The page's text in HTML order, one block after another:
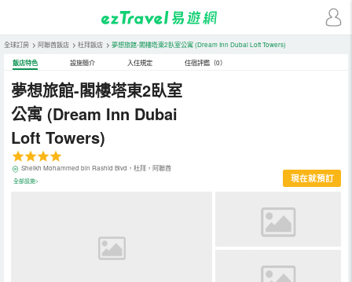
全球訂房 > 阿聯酋飯店 > 杜拜飯店 > 夢想旅館-閣樓塔東2臥室公寓(Dream Inn Dubai Loft Towers)
飯店特色 設施簡介 入住規定 住宿評鑑（0）
夢想旅館-閣樓塔東2臥室
公寓 (Dream Inn Dubai
Loft Towers)
Sheikh Mohammed bin Rashid Blvd，杜拜，阿聯酋
全部設施> 現在就預訂